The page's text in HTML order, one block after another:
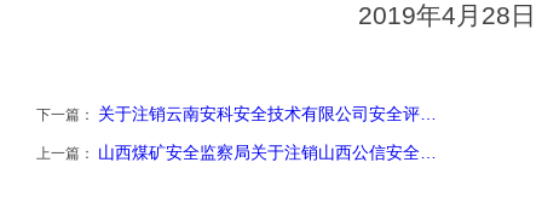
2019年4月28日
下一篇： 关于注销云南安科安全技术有限公司安全评…
上一篇： 山西煤矿安全监察局关于注销山西公信安全…